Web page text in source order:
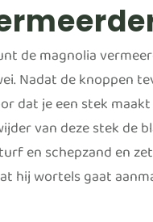
de magnolia
Nadat de knoppen
dat je een stek
van deze stek de
en schepzand en
hij wortels gaat